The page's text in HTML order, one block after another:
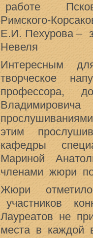
работе
Римского-
Е.И. Пехурова –
Невеля
Интересным
творческое
профессора,
этим
кафедры
Мариной
членами жюри
Жюри
участников
Лауреатов не
места в каждой